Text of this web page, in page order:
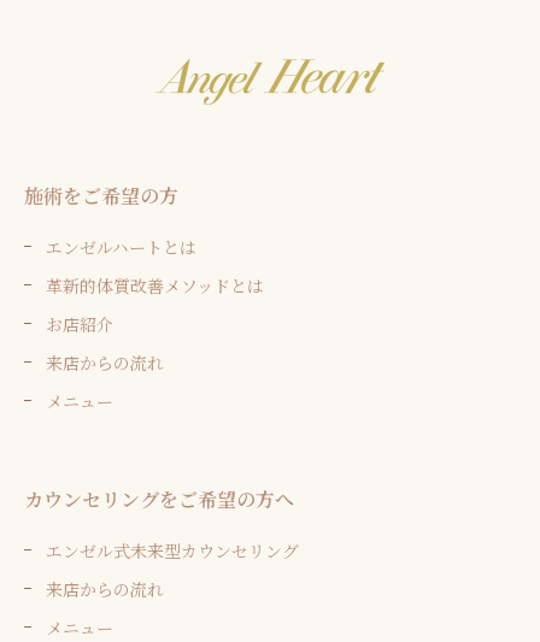
施術をご希望の方
エンゼルハートとは
革新的体質改善メソッドとは
お店紹介
来店からの流れ
メニュー
カウンセリングをご希望の方へ
エンゼル式未来型カウンセリング
来店からの流れ
メニュー